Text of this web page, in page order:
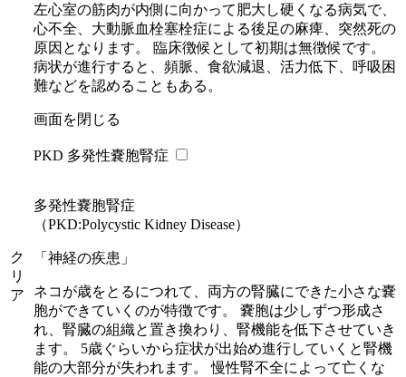
ク
リ
ア
左心室の筋肉が内側に向かって肥大し硬くなる病気で、
心不全、大動脈血栓塞栓症による後足の麻痺、突然死の
原因となります。 臨床徴候として初期は無徴候です。
病状が進行すると、頻脈、食欲減退、活力低下、呼吸困
難などを認めることもある。
画面を閉じる
PKD 多発性嚢胞腎症
多発性嚢胞腎症
（PKD:Polycystic Kidney Disease）
「神経の疾患」
ネコが歳をとるにつれて、両方の腎臓にできた小さな嚢
胞ができていくのが特徴です。 嚢胞は少しずつ形成さ
れ、腎臓の組織と置き換わり、腎機能を低下させていき
ます。 5歳ぐらいから症状が出始め進行していくと腎機
能の大部分が失われます。 慢性腎不全によって亡くな